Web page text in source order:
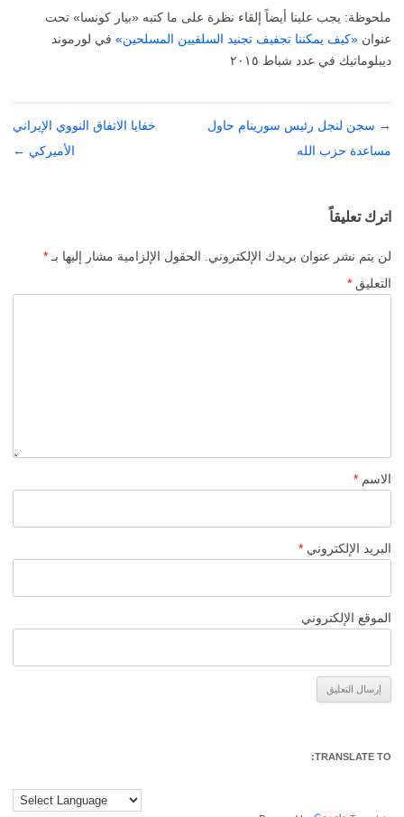
ملحوظة: يجب علينا أيضاً إلقاء نظرة على ما كتبه «بيار كونسا» تحت
عنوان «كيف يمكننا تجفيف تجنيد السلفيين المسلحين» في لورموند
ديبلوماتيك في عدد شباط ٢٠١٥
تصفّح
المقالات
→ سجن لنجل رئيس سورينام حاول
مساعدة حزب الله
خفايا الاتفاق النووي الإيراني
الأميركي ←
اترك تعليقاً
لن يتم نشر عنوان بريدك الإلكتروني. الحقول الإلزامية مشار إليها بـ *
التعليق *
الاسم *
البريد الإلكتروني *
الموقع الإلكتروني
TRANSLATE TO: